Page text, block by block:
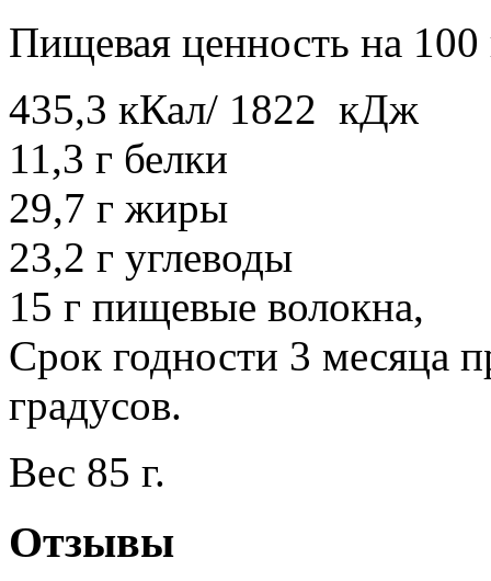
Пищевая ценность на 100
435,3 кКал/ 1822 кДж
11,3 г белки
29,7 г жиры
23,2 г углеводы
15 г пищевые волокна,
Срок годности 3 месяца
градусов.
Вес 85 г.
Отзывы